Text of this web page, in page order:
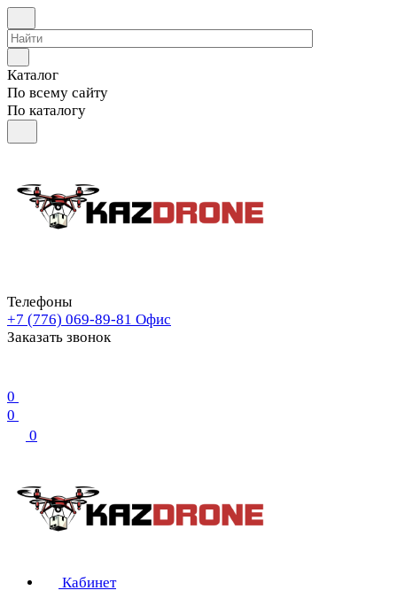
Каталог
По всему сайту
По каталогу
Телефоны
+7 (776) 069-89-81 Офис
Заказать звонок
0
0
0
Кабинет